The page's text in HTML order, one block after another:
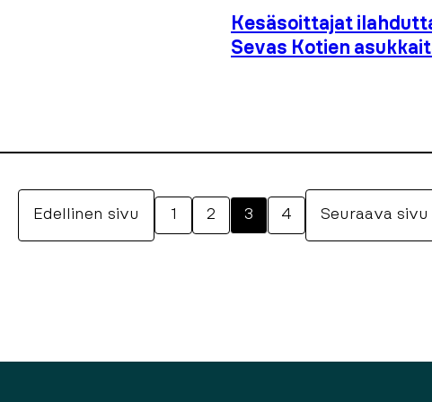
Kesäsoittajat
Sevas Kotien
Edellinen sivu 1 2 3 4 Seuraava sivu